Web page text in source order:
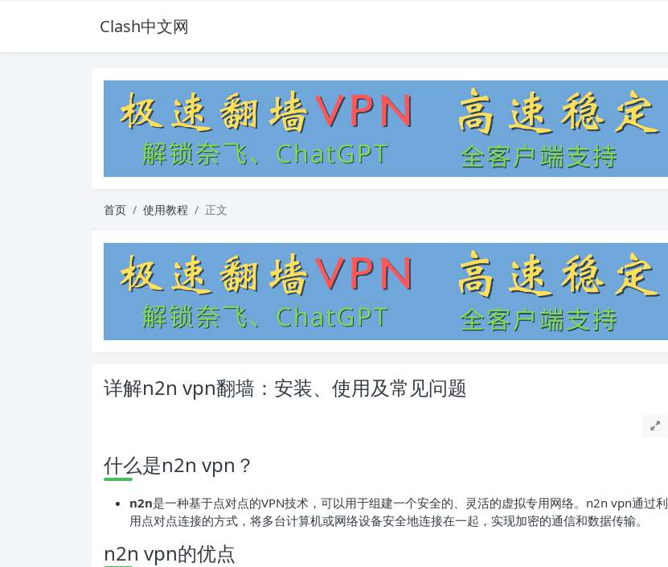
Clash中文网
首页 使用教程 正文
详解n2n vpn翻墙：安装、使用及常见问题
什么是n2n vpn？
n2n是一种基于点对点的VPN技术，可以用于组建一个安全的、灵活的虚拟专用网络。n2n vpn通过利
用点对点连接的方式，将多台计算机或网络设备安全地连接在一起，实现加密的通信和数据传输。
n2n vpn的优点